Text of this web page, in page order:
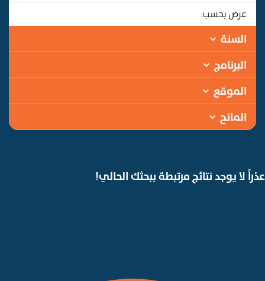
عرض بحسب:
السنة
البرنامج
الموقع
المانح
عذراً لا يوجد نتائج مرتبطة ببحثك الحالي!